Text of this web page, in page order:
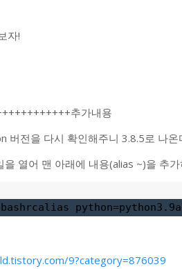
자!
추가내용
버전을 다시 확인해주니 3.8.5로 나온
을 열어 맨 아래에 내용(alias ~)을 추
9?category=876039